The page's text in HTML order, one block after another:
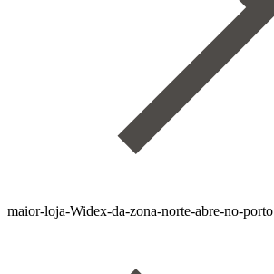
maior-loja-Widex-da-zona-norte-abre-no-porto